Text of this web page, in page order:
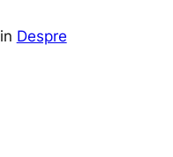
in Despre